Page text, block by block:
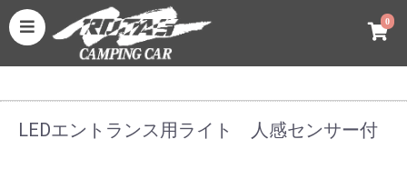
0
LEDエントランス用ライト 人感センサー付